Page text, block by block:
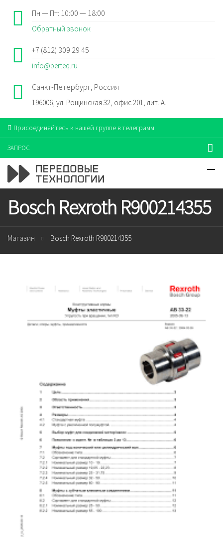
Пн — Пт: 10:00 — 18:00
Обратный звонок
+7 (812) 309 29 45
info@perteq.ru
Санкт-Петербург, Россия
196006, ул. Рощинская 32, офис 201, лит. А.
Присоединяйтесь к нашей группе в телеграмм
ЗАПРОС
Bosch Rexroth R900214355
Магазин Bosch Rexroth R900214355